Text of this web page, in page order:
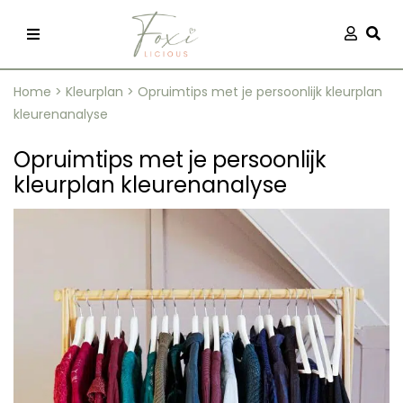
Home > Kleurplan > Opruimtips met je persoonlijk kleurplan
kleurenanalyse
Opruimtips met je persoonlijk
kleurplan kleurenanalyse